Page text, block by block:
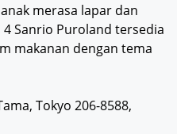
merasa lapar dan
Sanrio Puroland tersedia
makanan dengan tema
Tokyo 206-8588,